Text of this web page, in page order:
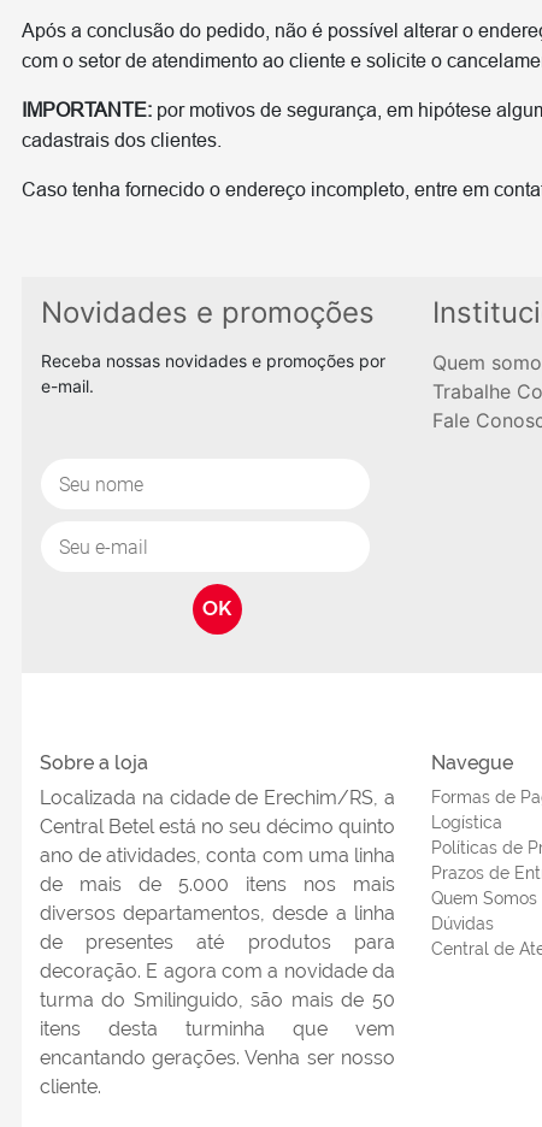
Após a conclusão do pedido, não é possível alterar o
com o setor de atendimento ao cliente e solicite o
IMPORTANTE: por motivos de segurança, em hipótese
cadastrais dos clientes.
Caso tenha fornecido o endereço incompleto, entre em
Novidades e promoções
Receba nossas novidades e promoções por
e-mail.
OK
Quem
Trabalhe
Fale
Sobre a loja
Localizada na cidade de Erechim/RS, a
Central Betel está no seu décimo quinto
ano de atividades, conta com uma linha
de mais de 5.000 itens nos mais
diversos departamentos, desde a linha
de presentes até produtos para
decoração. E agora com a novidade da
turma do Smilinguido, são mais de 50
itens desta turminha que vem
encantando gerações. Venha ser nosso
cliente.
Navegue
Formas de
Logística
Políticas de
Prazos de
Quem Somos
Dúvidas
Central de